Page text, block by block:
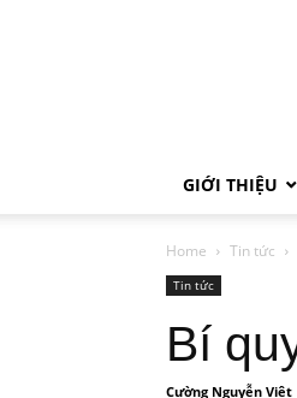
GIỚI THIỆU
Home Tin tức
Tin tức
Bí
Cường Nguyễn Việt